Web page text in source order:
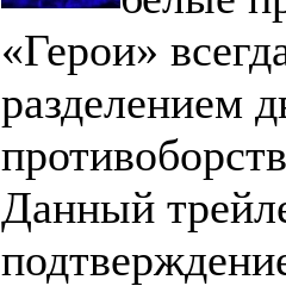
«Герои»
разделением
Данный